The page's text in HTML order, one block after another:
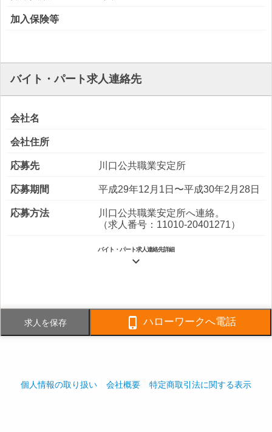
加入保険等
バイト・パート求人連絡先
会社名
会社住所
応募先 川口公共職業安定所
応募期間 平成29年12月1日〜平成30年2月28日
応募方法
川口公共職業安定所へ連絡。
（求人番号：11010-20401271）
バイト・パート求人連絡先詳細

事業内容 総合ビル管理
求人を保存  ハローワークへ電話
個人情報の取り扱い 会社概要 特定商取引法に関する表示